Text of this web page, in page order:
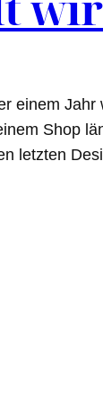
einem
Shop
letzten